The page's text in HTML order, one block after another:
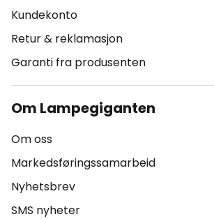
Kundekonto
Retur & reklamasjon
Garanti fra produsenten
Om Lampegiganten
Om oss
Markedsføringssamarbeid
Nyhetsbrev
SMS nyheter